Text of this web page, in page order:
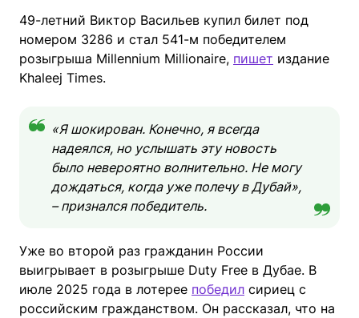
49-летний Виктор Васильев купил билет под
номером 3286 и стал 541-м победителем
розыгрыша Millennium Millionaire, пишет издание
Khaleej Times.
«Я шокирован. Конечно, я всегда
надеялся, но услышать эту новость
было невероятно волнительно. Не могу
дождаться, когда уже полечу в Дубай»,
– признался победитель.
Уже во второй раз гражданин России
выигрывает в розыгрыше Duty Free в Дубае. В
июле 2025 года в лотерее победил сириец с
российским гражданством. Он рассказал, что на